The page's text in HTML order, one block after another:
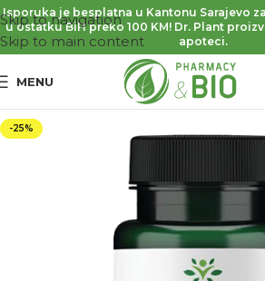
Skip to navigation
Skip to main content
Isporuka je besplatna u Kantonu Sarajevo
u ostatku BiH preko 100 KM! Dr. Plant
apoteci.
MENU
-25%